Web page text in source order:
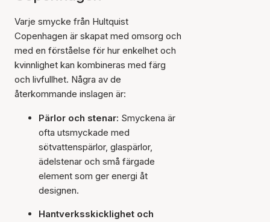
Varje smycke från Hultquist
Copenhagen är skapat med omsorg och
med en förståelse för hur enkelhet och
kvinnlighet kan kombineras med färg
och livfullhet. Några av de
återkommande inslagen är:
Pärlor och stenar: Smyckena är
ofta utsmyckade med
sötvattenspärlor, glaspärlor,
ädelstenar och små färgade
element som ger energi åt
designen.
Hantverksskicklighet och